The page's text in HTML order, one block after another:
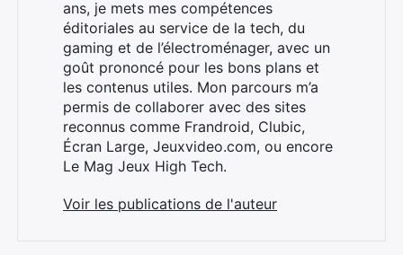
ans, je mets mes compétences
éditoriales au service de la tech, du
gaming et de l’électroménager, avec un
goût prononcé pour les bons plans et
les contenus utiles. Mon parcours m’a
permis de collaborer avec des sites
reconnus comme Frandroid, Clubic,
Écran Large, Jeuxvideo.com, ou encore
Le Mag Jeux High Tech.
Voir les publications de l'auteur
Rechercher
: